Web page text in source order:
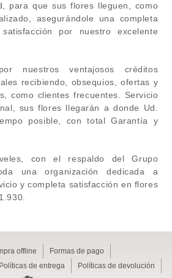
para que sus flores lleguen, como
asegurándole una completa
por nuestro excelente
nuestros ventajosos créditos
recibiendo, obsequios, ofertas y
como clientes frecuentes. Servicio
sus flores llegarán a donde Ud.
posible, con total Garantía y
con el respaldo del Grupo
una organización dedicada a
y completa satisfacción en flores
offline
Formas de pago
Políticas de entrega
Políticas de devolución